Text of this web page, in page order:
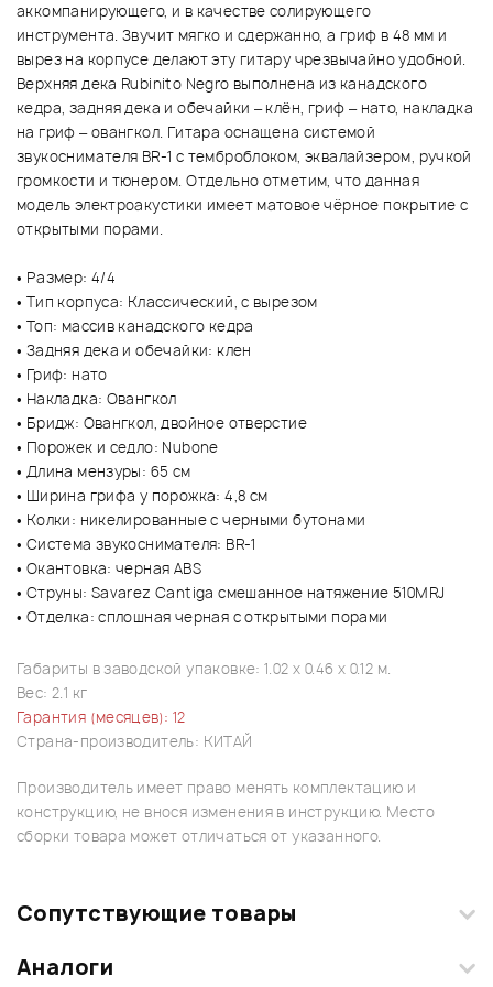
аккомпанирующего, и в качестве солирующего
инструмента. Звучит мягко и сдержанно, а гриф в 48 мм и
вырез на корпусе делают эту гитару чрезвычайно удобной.
Верхняя дека Rubinito Negro выполнена из канадского
кедра, задняя дека и обечайки – клён, гриф – нато, накладка
на гриф – овангкол. Гитара оснащена системой
звукоснимателя BR-1 с темброблоком, эквалайзером, ручкой
громкости и тюнером. Отдельно отметим, что данная
модель электроакустики имеет матовое чёрное покрытие с
открытыми порами.
• Размер: 4/4
• Тип корпуса: Классический, с вырезом
• Топ: массив канадского кедра
• Задняя дека и обечайки: клен
• Гриф: нато
• Накладка: Овангкол
• Бридж: Овангкол, двойное отверстие
• Порожек и седло: Nubone
• Длина мензуры: 65 см
• Ширина грифа у порожка: 4,8 см
• Колки: никелированные с черными бутонами
• Система звукоснимателя: BR-1
• Окантовка: черная ABS
• Струны: Savarez Cantiga смешанное натяжение 510MRJ
• Отделка: сплошная черная с открытыми порами
Габариты в заводской упаковке: 1.02 x 0.46 x 0.12 м.
Вес: 2.1 кг
Гарантия (месяцев): 12
Страна-производитель: КИТАЙ
Производитель имеет право менять комплектацию и
конструкцию, не внося изменения в инструкцию. Место
сборки товара может отличаться от указанного.
Сопутствующие товары
Аналоги